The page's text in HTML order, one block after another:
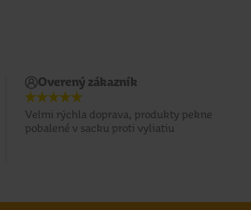
Overený zákazník
Velmi rýchla doprava, produkty pekne
pobalené v sacku proti vyliatiu